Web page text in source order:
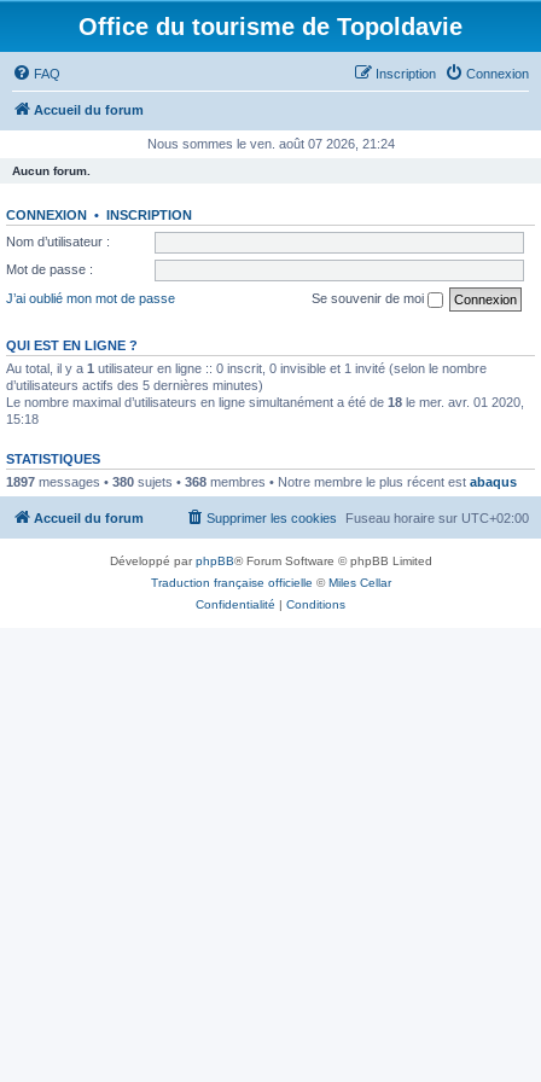
Office du tourisme de Topoldavie
FAQ Connexion
Inscription
Accueil du forum
Nous sommes le ven. août 07 2026, 21:24
Aucun forum.
CONNEXION • INSCRIPTION
Nom d’utilisateur :
Mot de passe :
J’ai oublié mon mot de passe
Se souvenir de moi
QUI EST EN LIGNE ?
Au total, il y a 1 utilisateur en ligne :: 0 inscrit, 0 invisible et 1 invité (selon le nombre
d’utilisateurs actifs des 5 dernières minutes)
Le nombre maximal d’utilisateurs en ligne simultanément a été de 18 le mer. avr. 01 2020,
15:18
STATISTIQUES
1897 messages • 380 sujets • 368 membres • Notre membre le plus récent est abaqus
Accueil du forum Fuseau horaire sur UTC+02:00
Supprimer les cookies
Développé parphpBB® Forum Software © phpBB Limited
Traduction française officielle ©Miles Cellar
Confidentialité | Conditions